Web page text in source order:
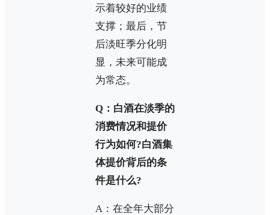
示着较好的业绩
支撑；最后，节
后淡旺季分化明
显，未来可能成
为常态。
Q：白酒在淡季的
消费情况和提价
行为如何?白酒集
体提价背后的条
件是什么?
A：在全年大部分